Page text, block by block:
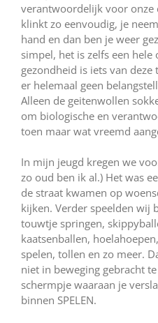
verantwoordelijk voor onze
klinkt zo eenvoudig, je
hand en dan ben je weer
simpel, het is zelfs een hele
gezondheid is iets van
er helemaal geen
Alleen de geitenwollen
om biologische en
toen maar wat vreemd
In mijn jeugd kregen we
zo oud ben ik al.) Het was
de straat kwamen op
kijken. Verder speelden wij
touwtje springen,
kaatsenballen,
spelen, tollen en zo meer.
niet in beweging gebracht
schermpje waaraan je
binnen SPELEN.